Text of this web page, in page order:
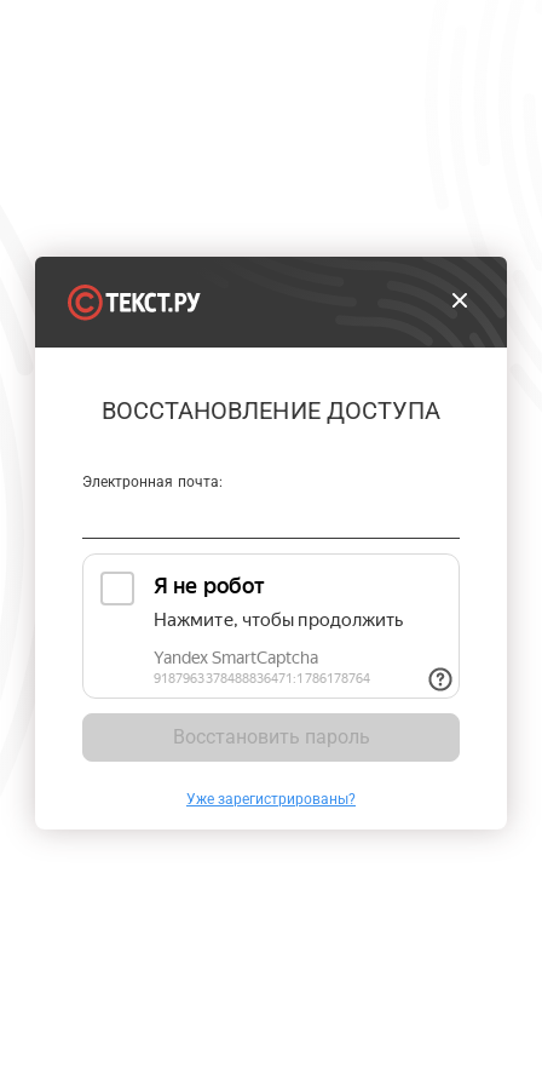
ВОССТАНОВЛЕНИЕ ДОСТУПА
Электронная почта:
Восстановить пароль
Уже зарегистрированы?